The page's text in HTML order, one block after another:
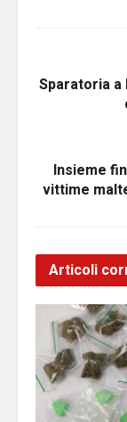
Sparatoria a
Insieme
vittime
Articoli